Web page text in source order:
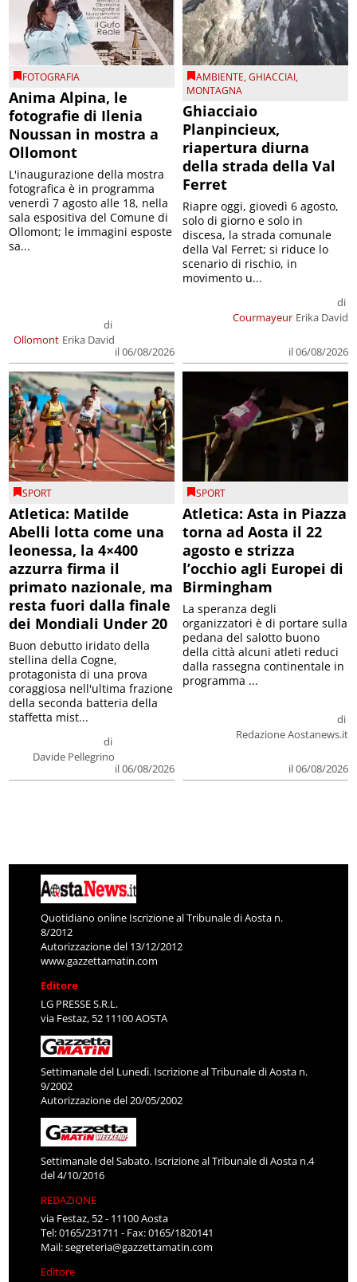
FOTOGRAFIA
Anima Alpina, le
fotografie di Ilenia
Noussan in mostra a
Ollomont
Ollomont
di
Erika David
il 06/08/2026
L'inaugurazione della mostra
fotografica è in programma
venerdì 7 agosto alle 18, nella
sala espositiva del Comune di
Ollomont; le immagini esposte
sa...
AMBIENTE,GHIACCIAI,
MONTAGNA
Ghiacciaio
Planpincieux,
riapertura diurna
della strada della Val
Ferret
Courmayeur
di
Erika David
il 06/08/2026
Riapre oggi, giovedì 6 agosto,
solo di giorno e solo in
discesa, la strada comunale
della Val Ferret; si riduce lo
scenario di rischio, in
movimento u...
SPORT
Atletica: Matilde
Abelli lotta come una
leonessa, la 4×400
azzurra firma il
primato nazionale, ma
resta fuori dalla finale
dei Mondiali Under 20
di
Davide Pellegrino
il 06/08/2026
Buon debutto iridato della
stellina della Cogne,
protagonista di una prova
coraggiosa nell'ultima frazione
della seconda batteria della
staffetta mist...
SPORT
Atletica: Asta in Piazza
torna ad Aosta il 22
agosto e strizza
l’occhio agli Europei di
Birmingham
di
Redazione Aostanews.it
il 06/08/2026
La speranza degli
organizzatori è di portare sulla
pedana del salotto buono
della città alcuni atleti reduci
dalla rassegna continentale in
programma ...
Quotidiano online Iscrizione al Tribunale di Aosta n.
8/2012
Autorizzazione del 13/12/2012
www.gazzettamatin.com
Editore
LG PRESSE S.R.L.
via Festaz, 52 11100 AOSTA
Settimanale del Lunedì. Iscrizione al Tribunale di Aosta n.
9/2002
Autorizzazione del 20/05/2002
Settimanale del Sabato. Iscrizione al Tribunale di Aosta n.4
del 4/10/2016
REDAZIONE
via Festaz, 52 - 11100 Aosta
Tel: 0165/231711 - Fax: 0165/1820141
Mail:segreteria@gazzettamatin.com
Editore